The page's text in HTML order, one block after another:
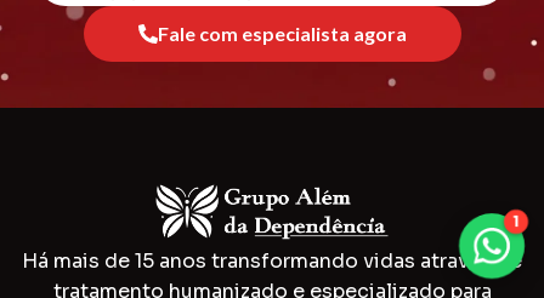
Fale com especialista agora
Há mais de 15 anos transformando vidas através de
tratamento humanizado e especializado para
1